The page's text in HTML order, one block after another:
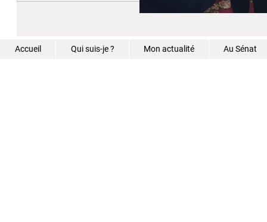
Accueil Qui suis-je ? Mon actualité Au Sénat